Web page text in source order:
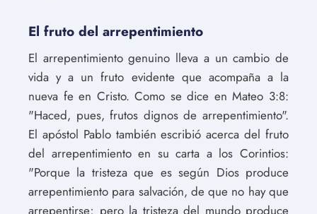
El fruto del arrepentimiento
El arrepentimiento genuino lleva a un cambio de
vida y a un fruto evidente que acompaña a la
nueva fe en Cristo. Como se dice en Mateo 3:8:
"Haced, pues, frutos dignos de arrepentimiento".
El apóstol Pablo también escribió acerca del fruto
del arrepentimiento en su carta a los Corintios:
"Porque la tristeza que es según Dios produce
arrepentimiento para salvación, de que no hay que
arrepentirse; pero la tristeza del mundo produce